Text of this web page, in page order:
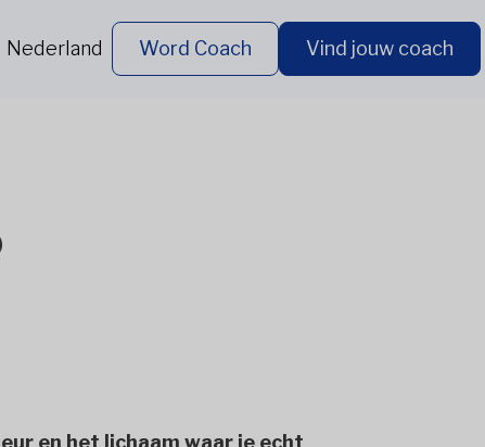
Nederland Word Coach Vind jouw coach
en het lichaam waar je echt